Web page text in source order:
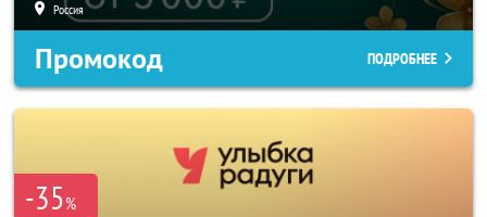
Россия
Промокод ПОДРОБНЕЕ
-35%